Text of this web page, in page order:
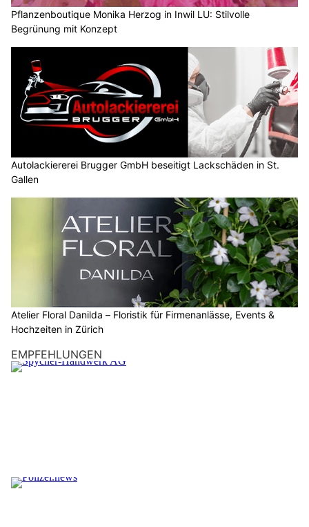
Pflanzenboutique Monika Herzog in Inwil LU: Stilvolle
Begrünung mit Konzept
Autolackiererei Brugger GmbH beseitigt Lackschäden in St.
Gallen
Atelier Floral Danilda – Floristik für Firmenanlässe, Events &
Hochzeiten in Zürich
EMPFEHLUNGEN